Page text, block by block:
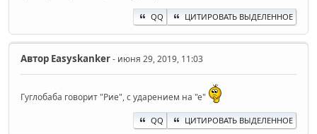
QQ ЦИТИРОВАТЬ ВЫДЕЛЕННОЕ
Автор Easyskanker- июня 29, 2019, 11:03
Гуглобаба говорит "Рие", с ударением на "е"
QQ ЦИТИРОВАТЬ ВЫДЕЛЕННОЕ